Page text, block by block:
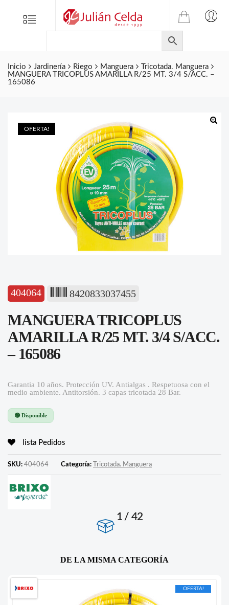
Menu
TIENDA
ONLINE
DE
JULIAN
CELDA
Inicio Jardinería Riego Manguera
Tricotada. Manguera
MANGUERA TRICOPLUS AMARILLA R/25 MT. 3/4 S/ACC. –
165086
OFERTA!
404064 8420833037455
MANGUERA TRICOPLUS
AMARILLA R/25 MT. 3/4 S/ACC.
– 165086
Garantia 10 años. Protección UV. Antialgas . Respetuosa con el
medio ambiente. Antitorsión. 3 capas tricotada 28 Bar.
🟢 Disponible
lista Pedidos
SKU: 404064 Categoría: Tricotada. Manguera
1 / 42
DE LA MISMA CATEGORÍA
OFERTA!
Folletos
Contacto